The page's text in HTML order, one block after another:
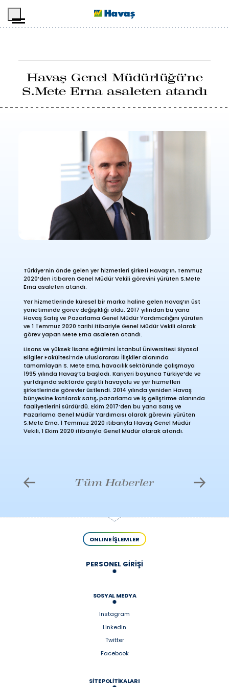
Havaş Genel Müdürlüğü’ne
S.Mete Erna asaleten atandı
Türkiye’nin önde gelen yer hizmetleri şirketi Havaş’ın, Temmuz
2020’den itibaren Genel Müdür Vekili görevini yürüten S.Mete
Erna asaleten atandı.
Yer hizmetlerinde küresel bir marka haline gelen Havaş’ın üst
yönetiminde görev değişikliği oldu. 2017 yılından bu yana
Havaş Satış ve Pazarlama Genel Müdür Yardımcılığını yürüten
ve 1 Temmuz 2020 tarihi itibariyle Genel Müdür Vekili olarak
görev yapan Mete Erna asaleten atandı.
Lisans ve yüksek lisans eğitimini İstanbul Üniversitesi Siyasal
Bilgiler Fakültesi’nde Uluslararası İlişkiler alanında
tamamlayan S. Mete Erna, havacılık sektöründe çalışmaya
1995 yılında Havaş’ta başladı. Kariyeri boyunca Türkiye’de ve
yurtdışında sektörde çeşitli havayolu ve yer hizmetleri
şirketlerinde görevler üstlendi. 2014 yılında yeniden Havaş
bünyesine katılarak satış, pazarlama ve iş geliştirme alanında
faaliyetlerini sürdürdü. Ekim 2017’den bu yana Satış ve
Pazarlama Genel Müdür Yardımcısı olarak görevini yürüten
S.Mete Erna, 1 Temmuz 2020 itibarıyla Havaş Genel Müdür
Vekili, 1 Ekim 2020 itibarıyla Genel Müdür olarak atandı.
Tüm Haberler
ONLINE İŞLEMLER
PERSONEL GİRİŞİ
SOSYAL MEDYA
Instagram
Linkedin
Twitter
Facebook
SİTE POLİTİKALARI